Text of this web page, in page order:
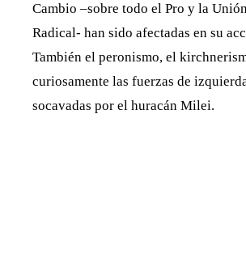
Cambio –sobre todo el Pro y la
Radical- han sido afectadas en su
También el peronismo, el
curiosamente las fuerzas de
socavadas por el huracán Milei.